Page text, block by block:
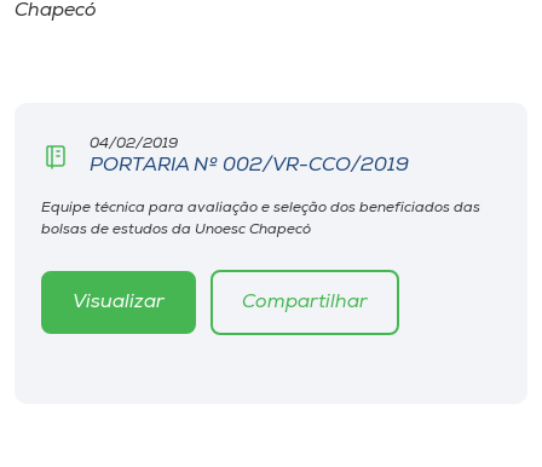
Rádio
Chapecó
04/02/2019
PORTARIA Nº 002/VR-CCO/2019
Equipe técnica para avaliação e seleção dos beneficiados das
bolsas de estudos da Unoesc Chapecó
Visualizar Compartilhar